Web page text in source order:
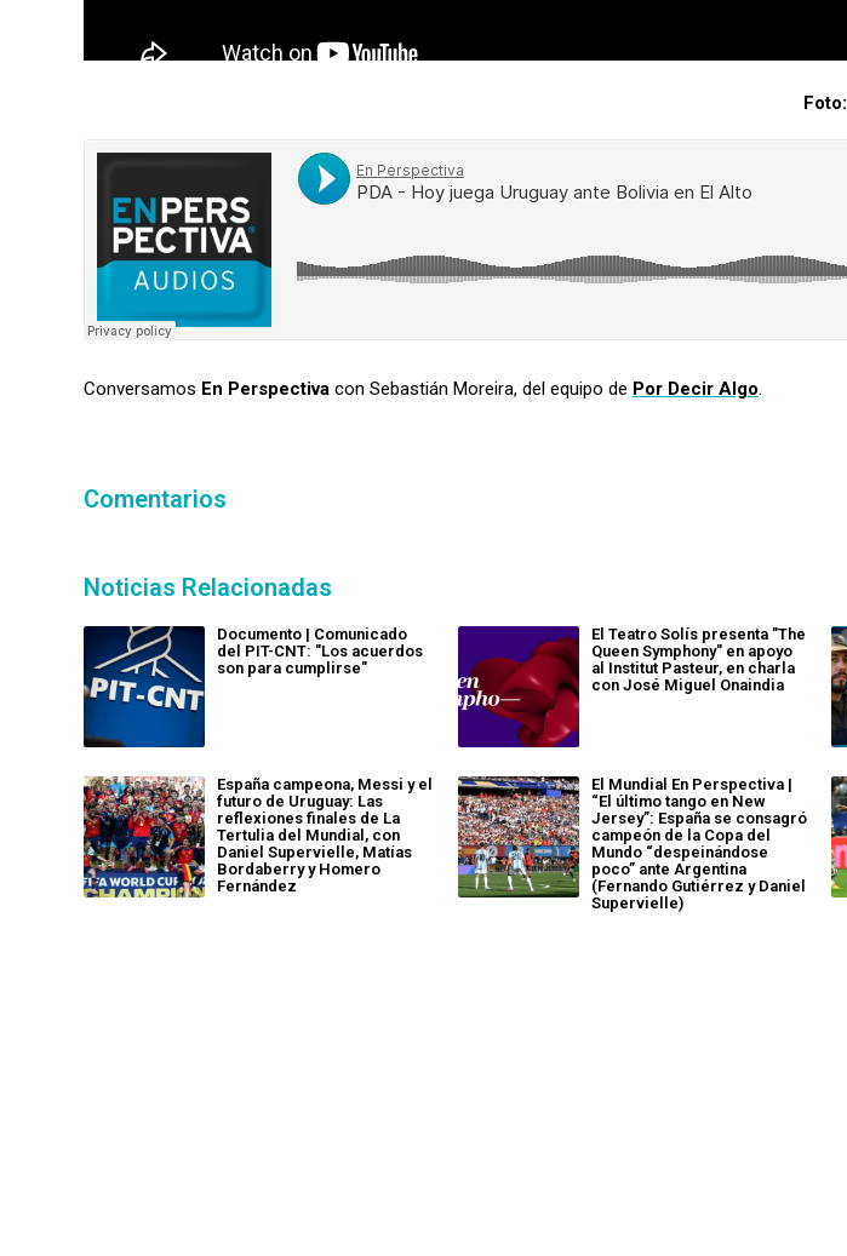
Foto:
Conversamos En Perspectiva con Sebastián Moreira, del equipo de Por Decir Algo.
Comentarios
Noticias Relacionadas
Documento | Comunicado
del PIT-CNT: "Los acuerdos
son para cumplirse"
El Teatro Solís presenta "The
Queen Symphony" en apoyo
al Institut Pasteur, en charla
con José Miguel Onaindia
España campeona, Messi y el
futuro de Uruguay: Las
reflexiones finales de La
Tertulia del Mundial, con
Daniel Supervielle, Matías
Bordaberry y Homero
Fernández
El Mundial En Perspectiva |
“El último tango en New
Jersey”: España se consagró
campeón de la Copa del
Mundo “despeinándose
poco” ante Argentina
(Fernando Gutiérrez y Daniel
Supervielle)